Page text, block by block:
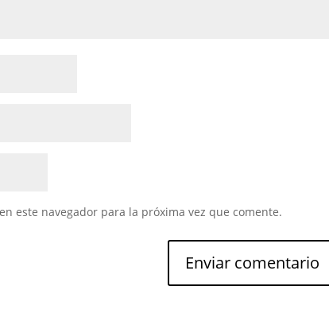
este navegador para la próxima vez que comente.